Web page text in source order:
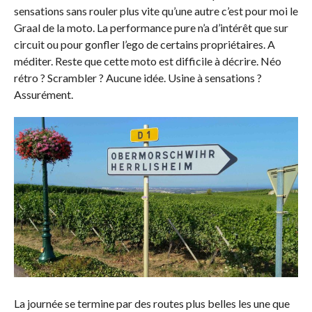
sensations sans rouler plus vite qu’une autre c’est pour moi le
Graal de la moto. La performance pure n’a d’intérêt que sur
circuit ou pour gonfler l’ego de certains propriétaires. A
méditer. Reste que cette moto est difficile à décrire. Néo
rétro ? Scrambler ? Aucune idée. Usine à sensations ?
Assurément.
La journée se termine par des routes plus belles les une que